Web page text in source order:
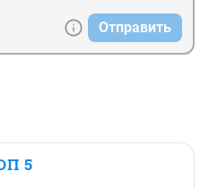
и целесообразности.
колите импортную.
ставить когда насморк -
А по итогу сами
Отправить
5